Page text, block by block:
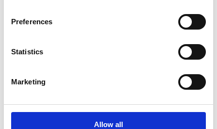
Preferences
Statistics
Marketing
Allow all
arbetsgivaren huvudansvaret för arbetsmiljön i